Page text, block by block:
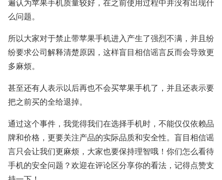
遍认为苹果手机质量较好，在之前使用过程中并没有出现什
么问题。
所以大家对于禁止带苹果手机进入产生了强烈不满，并且纷
纷要求公司解释清楚原因，这样盲目相信谣言反而会导致更
多麻烦。
甚至还有人表示以后再也不会买苹果手机了，并且还表示要
把之前买的全给退掉。
通过这个事件，我觉得我们在选择手机时，不能仅仅依赖品
牌和价格，更要关注产品的实际品质和安全性。盲目相信谣
言只会让我们更麻烦，大家也要保持理智哦！你们怎么看待
手机的安全问题？欢迎在评论区分享你的看法，记得点赞支